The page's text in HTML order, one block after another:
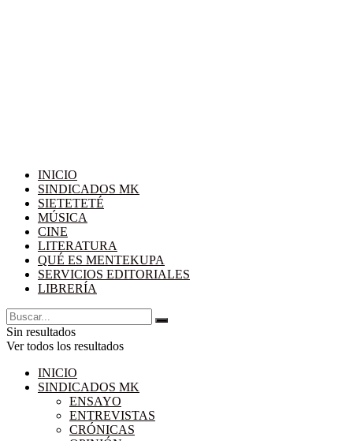
INICIO
SINDICADOS MK
SIETETETÉ
MÚSICA
CINE
LITERATURA
QUÉ ES MENTEKUPA
SERVICIOS EDITORIALES
LIBRERÍA
Sin resultados
Ver todos los resultados
INICIO
SINDICADOS MK
ENSAYO
ENTREVISTAS
CRÓNICAS